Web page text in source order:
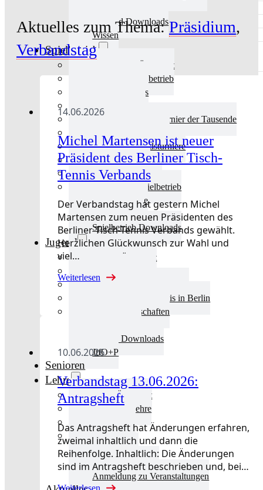
Verband Downloads
Wissen
Spielbetrieb
Spielbetrieb Übersicht
Aktuelles Spielbetrieb
BEM & Qualis
TTT – Tischtennisturnier der Tausende
Weitere Verbandsturniere
Terminkalender
Turnierausrichtung
Mannschaftsspielbetrieb
Vereinsturniere
Schiedsrichter
Spielbetrieb Downloads
Jugend
Jugend Übersicht
Landestraining und Kader
Schulsport Tischtennis in Berlin
mini-Meisterschaften
Jugend Downloads
JtfO+P
Senioren
Lehre
Lehre Übersicht
Aktuelles Lehre
Fortbildung
Ausbildung
Trainerbörse
Lehre Downloads
Anmeldung zu Veranstaltungen
Aktuelles zum Thema:Präsidium,
Verbandstag
14.06.2026
Michel Martensen ist neuer
Präsident des Berliner Tisch-
Tennis Verbands
Der Verbandstag hat gestern Michel
Martensen zum neuen Präsidenten des
Berliner Tisch-Tennis Verbands gewählt.
Herzlichen Glückwunsch zur Wahl und
viel…
Weiterlesen
10.06.2026
Verbandstag 13.06.2026:
Antragsheft
Das Antragsheft hat Änderungen erfahren,
zweimal inhaltlich und dann die
Reihenfolge. Inhaltlich: Die Änderungen
sind im Antragsheft beschrieben und, bei…
Weiterlesen